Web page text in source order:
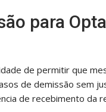
para
de permitir que
de demissão sem
de recebimento da